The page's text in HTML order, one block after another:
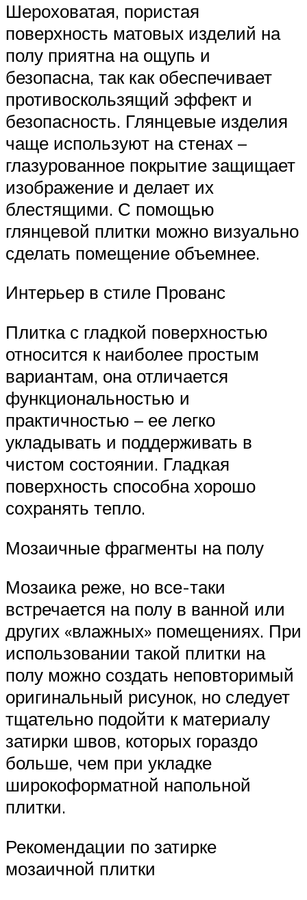
Шероховатая, пористая
поверхность матовых изделий на
полу приятна на ощупь и
безопасна, так как обеспечивает
противоскользящий эффект и
безопасность. Глянцевые изделия
чаще используют на стенах –
глазурованное покрытие защищает
изображение и делает их
блестящими. С помощью
глянцевой плитки можно визуально
сделать помещение объемнее.
Интерьер в стиле Прованс
Плитка с гладкой поверхностью
относится к наиболее простым
вариантам, она отличается
функциональностью и
практичностью – ее легко
укладывать и поддерживать в
чистом состоянии. Гладкая
поверхность способна хорошо
сохранять тепло.
Мозаичные фрагменты на полу
Мозаика реже, но все-таки
встречается на полу в ванной или
других «влажных» помещениях. При
использовании такой плитки на
полу можно создать неповторимый
оригинальный рисунок, но следует
тщательно подойти к материалу
затирки швов, которых гораздо
больше, чем при укладке
широкоформатной напольной
плитки.
Рекомендации по затирке
мозаичной плитки